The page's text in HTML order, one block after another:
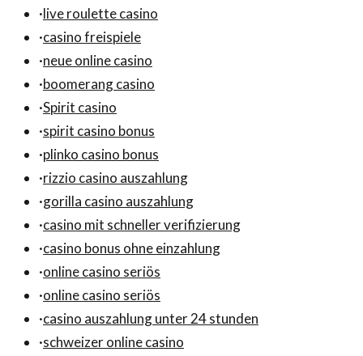
·live roulette casino
·casino freispiele
·neue online casino
·boomerang casino
·Spirit casino
·spirit casino bonus
·plinko casino bonus
·rizzio casino auszahlung
·gorilla casino auszahlung
·casino mit schneller verifizierung
·casino bonus ohne einzahlung
·online casino seriös
·online casino seriös
·casino auszahlung unter 24 stunden
·schweizer online casino